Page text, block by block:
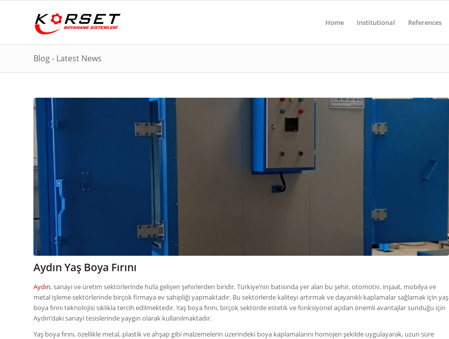
Home Institutional References
Blog - Latest News
Aydın Yaş Boya Fırını
Aydın, sanayi ve üretim sektörlerinde hızla gelişen şehirlerden biridir. Türkiye’nin batısında yer alan bu şehir, otomotiv, inşaat, mobilya ve
metal işleme sektörlerinde birçok firmaya ev sahipliği yapmaktadır. Bu sektörlerde kaliteyi artırmak ve dayanıklı kaplamalar sağlamak için yaş
boya fırını teknolojisi sıklıkla tercih edilmektedir. Yaş boya fırını, birçok sektörde estetik ve fonksiyonel açıdan önemli avantajlar sunduğu için
Aydın’daki sanayi tesislerinde yaygın olarak kullanılmaktadır.
Yaş boya fırını, özellikle metal, plastik ve ahşap gibi malzemelerin üzerindeki boya kaplamalarını homojen şekilde uygulayarak, uzun süre